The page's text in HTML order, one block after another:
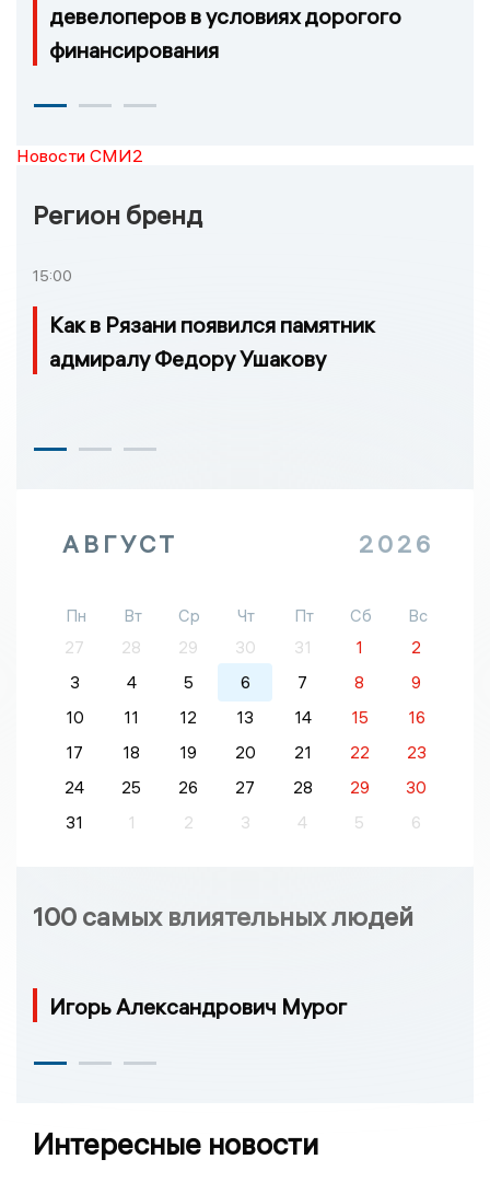
девелоперов в условиях дорогого
финансирования
Новости СМИ2
Регион бренд
15:00
Как в Рязани появился памятник
адмиралу Федору Ушакову
АВГУСТ 2026
Пн Вт Ср Чт Пт Сб
Вс
27
28 29 30 31 1
2
3
4 5 6 7 8
9
10
11 12 13 14 15
16
17
18 19 20 21 22
23
24
25 26 27 28 29
30
31
1 2 3 4 5 6
100 самых влиятельных людей
Игорь Александрович Мурог
Интересные новости